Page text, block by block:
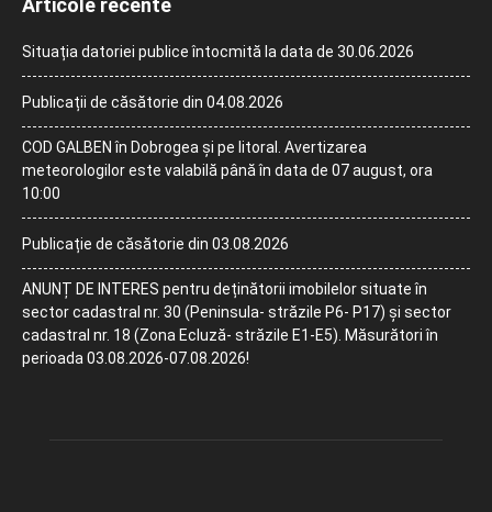
Articole recente
Situația datoriei publice întocmită la data de 30.06.2026
Publicații de căsătorie din 04.08.2026
COD GALBEN în Dobrogea și pe litoral. Avertizarea
meteorologilor este valabilă până în data de 07 august, ora
10:00
Publicație de căsătorie din 03.08.2026
ANUNȚ DE INTERES pentru deținătorii imobilelor situate în
sector cadastral nr. 30 (Peninsula- străzile P6- P17) și sector
cadastral nr. 18 (Zona Ecluză- străzile E1-E5). Măsurători în
perioada 03.08.2026-07.08.2026!